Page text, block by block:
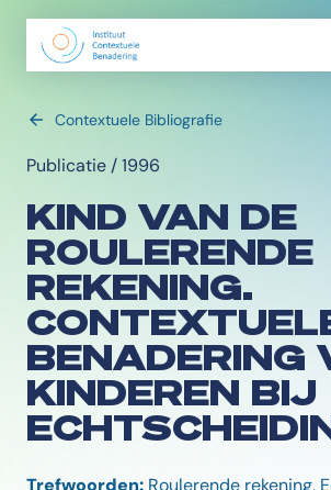
Contextuele Bibliografie
Publicatie / 1996
KIND VAN DE
ROULERENDE
REKENING.
BENADERING
KINDEREN BIJ
Trefwoorden: Roulerende rekening,